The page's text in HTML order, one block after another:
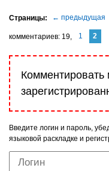
комментариев 19 1 2
Комментировать
Введите логин и пароль,
языковой раскладке и